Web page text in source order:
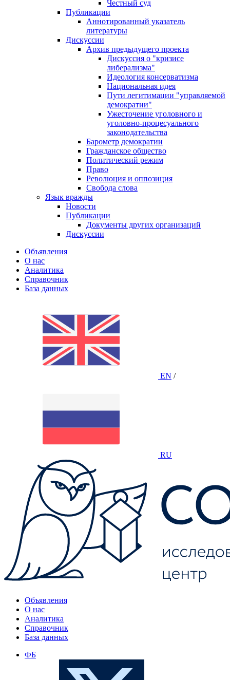
Честный суд
Публикации
Аннотированный указатель
литературы
Дискуссии
Архив предыдущего проекта
Дискуссия о "кризисе
либерализма"
Идеология консерватизма
Национальная идея
Пути легитимации "управляемой
демократии"
Ужесточение уголовного и
уголовно-процесуального
законодательства
Барометр демократии
Гражданское общество
Политический режим
Право
Революция и оппозиция
Свобода слова
Язык вражды
Новости
Публикации
Документы других организаций
Дискуссии
Объявления
О нас
Аналитика
Справочник
База данных
EN /
RU
Объявления
О нас
Аналитика
Справочник
База данных
ФБ